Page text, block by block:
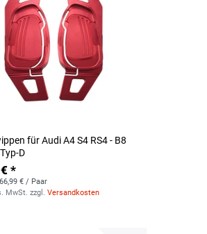
für Audi A4 S4 RS4 - B8
D
*
66,99 € / Paar
MwSt. zzgl.Versandkosten